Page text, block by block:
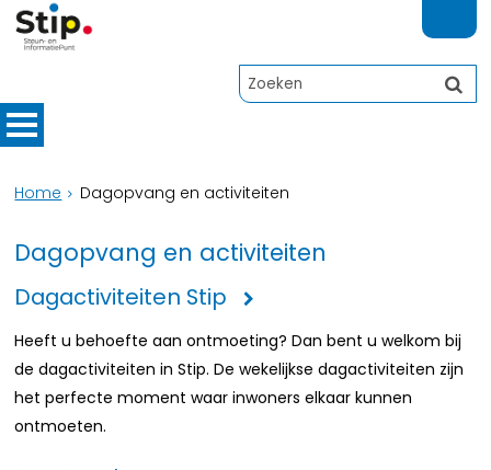
Home Dagopvang en activiteiten
Dagopvang en activiteiten
Dagactiviteiten Stip
Heeft u behoefte aan ontmoeting? Dan bent u welkom bij
de dagactiviteiten in Stip. De wekelijkse dagactiviteiten zijn
het perfecte moment waar inwoners elkaar kunnen
ontmoeten.